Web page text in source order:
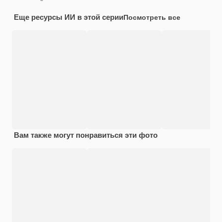
Еще ресурсы ИИ в этой серииПосмотреть все
Вам также могут понравиться эти фото